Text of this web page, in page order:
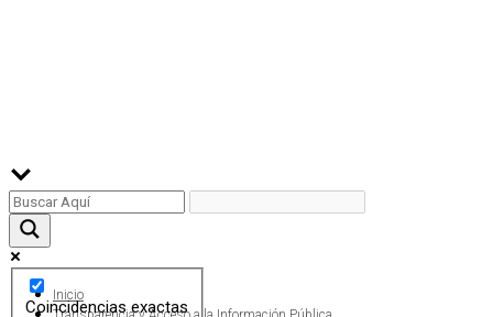
Coincidencias exactas
Inicio